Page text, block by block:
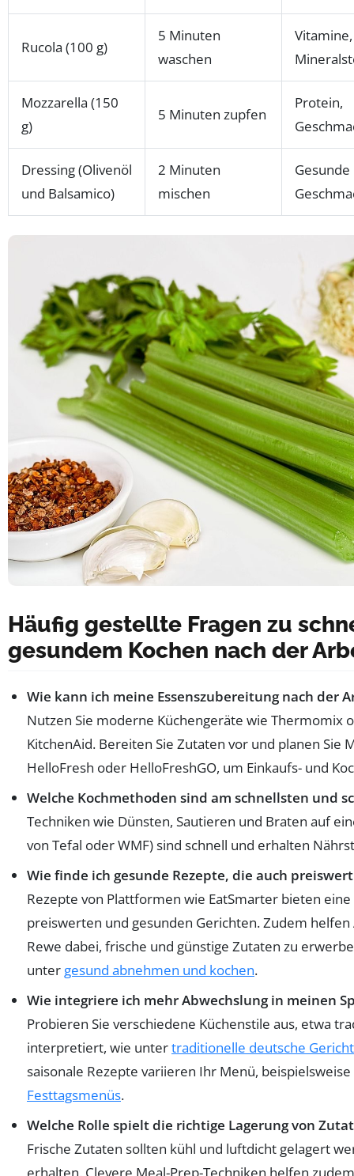
Rucola (100 g)
5 Minuten
waschen
Vitamine,
Mozzarella (150
g)
5 Minuten zupfen
Protein,
Dressing (Olivenöl
und Balsamico)
2 Minuten
mischen
Häufig gestellte Fragen zu
gesundem Kochen nach der
Wie kann ich meine Essenszubereitung nach der
Nutzen Sie moderne Küchengeräte wie Thermomix
KitchenAid. Bereiten Sie Zutaten vor und planen Sie
HelloFresh oder HelloFreshGO, um Einkaufs- und
Welche Kochmethoden sind am schnellsten und
Techniken wie Dünsten, Sautieren und Braten auf
von Tefal oder WMF) sind schnell und erhalten
Wie finde ich gesunde Rezepte, die auch
Rezepte von Plattformen wie EatSmarter bieten
preiswerten und gesunden Gerichten. Zudem
Rewe dabei, frische und günstige Zutaten zu
unter gesund abnehmen und kochen.
Wie integriere ich mehr Abwechslung in meinen
Probieren Sie verschiedene Küchenstile aus, etwa
interpretiert, wie untertraditionelle deutsche
saisonale Rezepte variieren Ihr Menü,
Festtagsmenüs.
Welche Rolle spielt die richtige Lagerung von
Frische Zutaten sollten kühl und luftdicht gelagert